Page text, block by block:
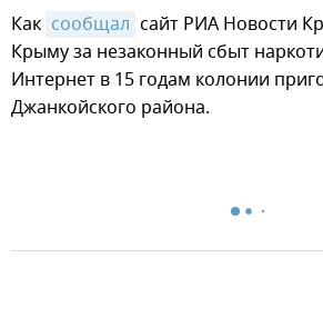
Как сообщал сайт РИА Новости
Крыму за незаконный сбыт
Интернет в 15 годам колонии
Джанкойского района.